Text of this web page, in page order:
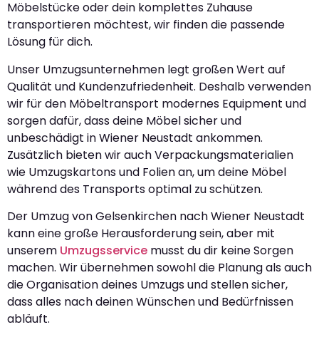
Möbelstücke oder dein komplettes Zuhause
transportieren möchtest, wir finden die passende
Lösung für dich.
Unser Umzugsunternehmen legt großen Wert auf
Qualität und Kundenzufriedenheit. Deshalb verwenden
wir für den Möbeltransport modernes Equipment und
sorgen dafür, dass deine Möbel sicher und
unbeschädigt in Wiener Neustadt ankommen.
Zusätzlich bieten wir auch Verpackungsmaterialien
wie Umzugskartons und Folien an, um deine Möbel
während des Transports optimal zu schützen.
Der Umzug von Gelsenkirchen nach Wiener Neustadt
kann eine große Herausforderung sein, aber mit
unserem Umzugsservice musst du dir keine Sorgen
machen. Wir übernehmen sowohl die Planung als auch
die Organisation deines Umzugs und stellen sicher,
dass alles nach deinen Wünschen und Bedürfnissen
abläuft.